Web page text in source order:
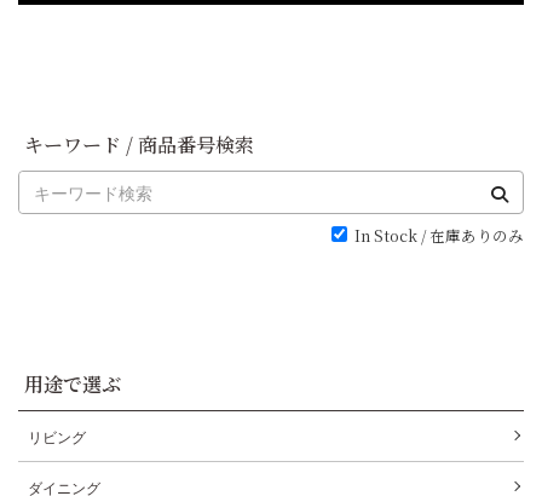
キーワード / 商品番号検索
In Stock / 在庫ありのみ
用途で選ぶ
リビング
ダイニング